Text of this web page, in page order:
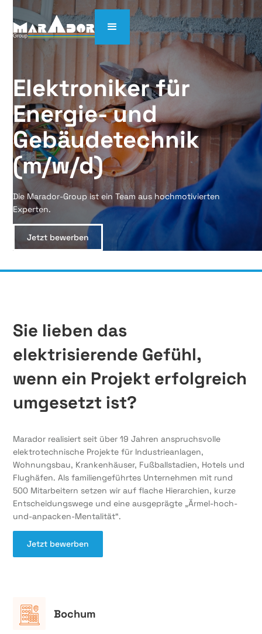
Elektroniker für
Energie- und
Gebäudetechnik
(m/w/d)
Die Marador-Group ist ein Team aus hochmotivierten
Experten.
Jetzt bewerben
Sie lieben das
elektrisierende Gefühl,
wenn ein Projekt erfolgreich
umgesetzt ist?
Marador realisiert seit über 19 Jahren anspruchsvolle
elektrotechnische Projekte für Industrieanlagen,
Wohnungsbau, Krankenhäuser, Fußballstadien, Hotels und
Flughäfen. Als familiengeführtes Unternehmen mit rund
500 Mitarbeitern setzen wir auf flache Hierarchien, kurze
Entscheidungswege und eine ausgeprägte „Ärmel-hoch-
und-anpacken-Mentalität“.
Jetzt bewerben
Bochum